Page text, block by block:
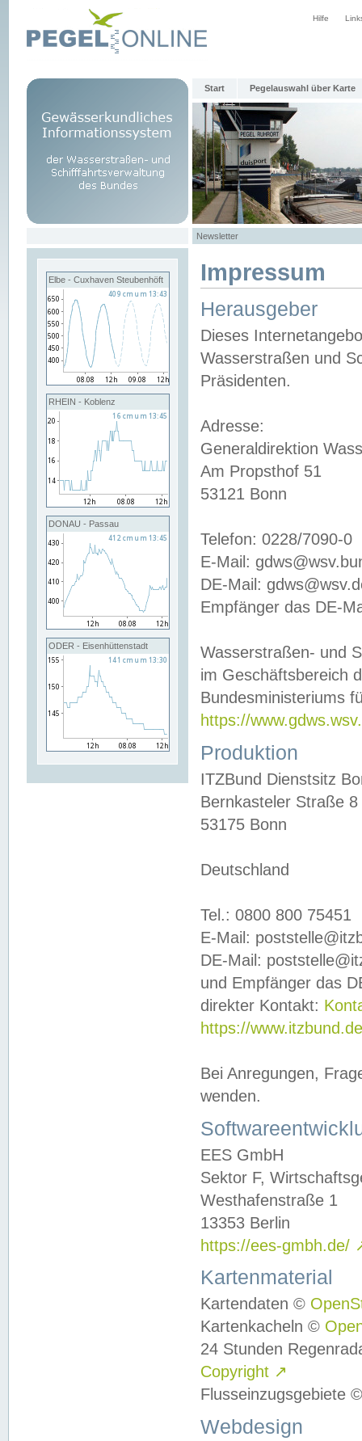
Hilfe
Start Pegelauswahl über Karte
Newsletter
Elbe - Cuxhaven Steubenhöft
RHEIN - Koblenz
DONAU - Passau
ODER - Eisenhüttenstadt
Impressum
Herausgeber
Dieses
Wasserstraßen und
Präsidenten.
Adresse:
Generaldirektion
Am Propsthof 51
53121 Bonn
Telefon: 0228/7090-0
E-Mail:
DE-Mail:
Empfänger das DE-
Wasserstraßen- und
im Geschäftsbereich
Bundesministeriums
https://
Produktion
ITZBund Dienstsitz
Bernkasteler Straße 8
53175 Bonn
Deutschland
Tel.: 0800 800 75451
E-Mail:
DE-Mail:
und Empfänger das
direkter Kontakt:
https://
Bei Anregungen,
wenden.
EES GmbH
Sektor F,
Westhafenstraße 1
13353 Berlin
https://ees-gmbh.de/
Kartenmaterial
Kartendaten ©
Kartenkacheln ©
24 Stunden
Copyright ↗
Flusseinzugsgebiete
Webdesign